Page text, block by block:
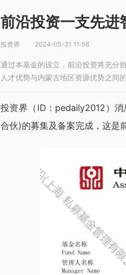
前沿投资一支先进
投资界 2024-05-31 11:56
通过本基金的设立，前沿投资将充分
人才优势与内蒙古地区资源优势之间
投资界（ID：pedaily2012）
合伙)的募集及备案完成，这是